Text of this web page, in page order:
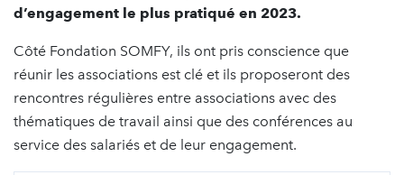
d’engagement le plus pratiqué en 2023.
Côté Fondation SOMFY, ils ont pris conscience que
réunir les associations est clé et ils proposeront des
rencontres régulières entre associations avec des
thématiques de travail ainsi que des conférences au
service des salariés et de leur engagement.